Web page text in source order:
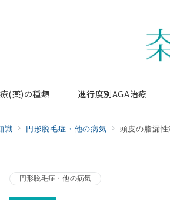
(薬)の種類 進行度別AGA治療
識 円形脱毛症・他の病気 頭皮の脂漏
円形脱毛症・他の病気